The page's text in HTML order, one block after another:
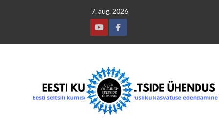
7. aug. 2026
YoutubeFacebook